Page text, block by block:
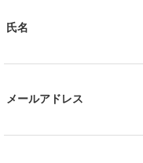
氏名
メールアドレス